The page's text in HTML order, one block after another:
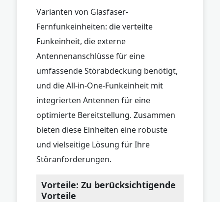
Varianten von Glasfaser-
Fernfunkeinheiten: die verteilte
Funkeinheit, die externe
Antennenanschlüsse für eine
umfassende Störabdeckung benötigt,
und die All-in-One-Funkeinheit mit
integrierten Antennen für eine
optimierte Bereitstellung. Zusammen
bieten diese Einheiten eine robuste
und vielseitige Lösung für Ihre
Störanforderungen.
Vorteile: Zu berücksichtigende
Vorteile